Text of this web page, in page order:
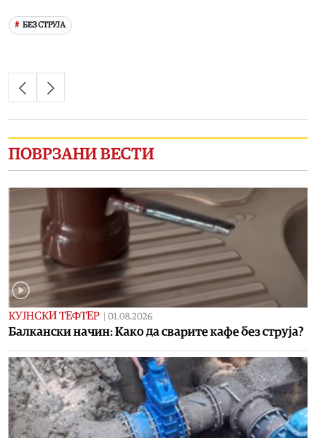
БЕЗ СТРУЈА
ПОВРЗАНИ ВЕСТИ
КУЈНСКИ ТЕФТЕР | 01.08.2026
Балкански начин: Како да сварите кафе без струја?